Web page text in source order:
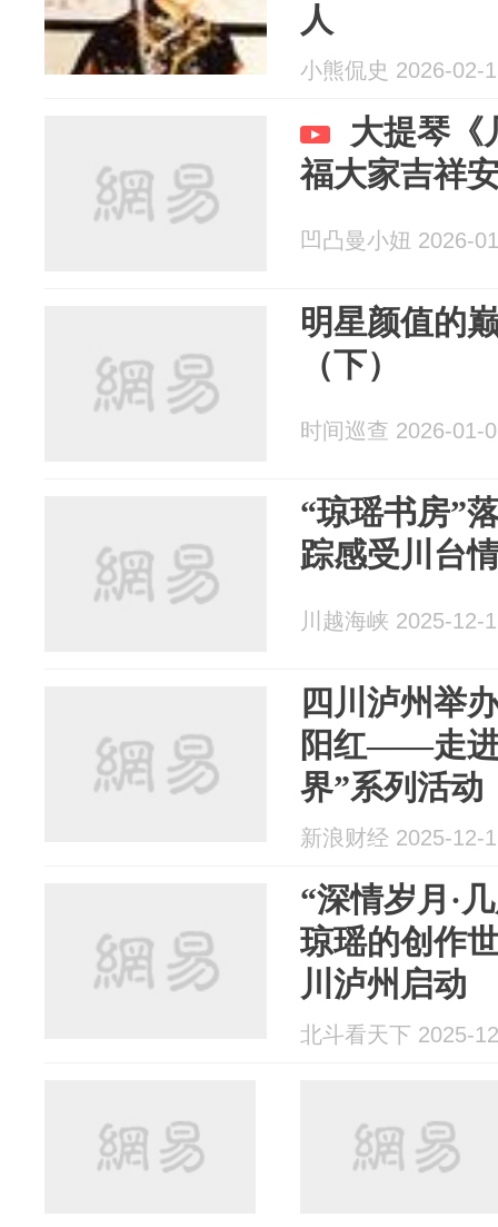
人
小熊侃史 2026-02-
大提琴《
福大家吉祥
凹凸曼小妞 2026-
明星颜值的
（下）
时间巡查 2026-01-
“琼瑶书房”
踪感受川台
川越海峡 2025-12-
四川泸州举
阳红——走进
界”系列活动
新浪财经 2025-12-
“深情岁月·
琼瑶的创作
川泸州启动
北斗看天下 2025-